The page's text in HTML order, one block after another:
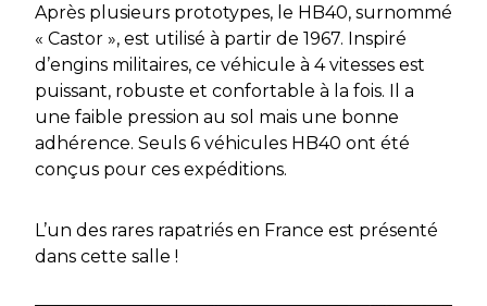
Après plusieurs prototypes, le HB40, surnommé
« Castor », est utilisé à partir de 1967. Inspiré
d’engins militaires, ce véhicule à 4 vitesses est
puissant, robuste et confortable à la fois. Il a
une faible pression au sol mais une bonne
adhérence. Seuls 6 véhicules HB40 ont été
conçus pour ces expéditions.
L’un des rares rapatriés en France est présenté
dans cette salle !